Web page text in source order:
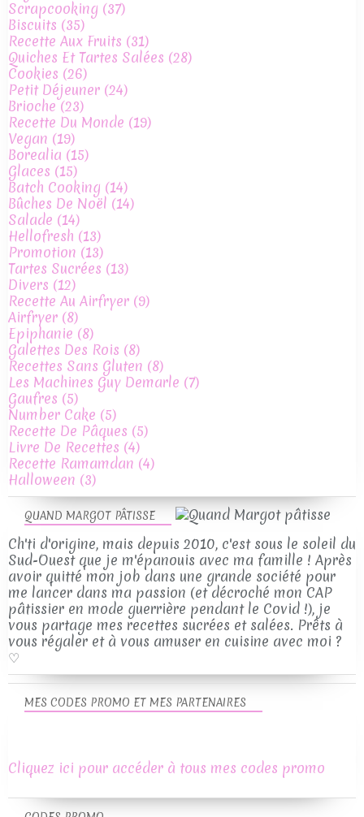
QUAND MARGOT PÂTISSE
Ch'ti d'origine, mais depuis 2010, c'est sous le soleil du
Sud-Ouest que je m'épanouis avec ma famille ! Après
avoir quitté mon job dans une grande société pour
me lancer dans ma passion (et décroché mon CAP
pâtissier en mode guerrière pendant le Covid !), je
vous partage mes recettes sucrées et salées. Prêts à
vous régaler et à vous amuser en cuisine avec moi ?
♡
Scrapcooking (37)
Biscuits (35)
Recette Aux Fruits (31)
Quiches Et Tartes Salées (28)
Cookies (26)
Petit Déjeuner (24)
Brioche(23)
Recette Du Monde (19)
Vegan (19)
Borealia (15)
Glaces (15)
Batch Cooking (14)
Bûches De Noël (14)
Salade (14)
Hellofresh (13)
Promotion (13)
Tartes Sucrées (13)
Divers (12)
Recette Au Airfryer (9)
Airfryer (8)
Epiphanie (8)
Galettes Des Rois (8)
Recettes Sans Gluten (8)
Les Machines Guy Demarle (7)
Gaufres (5)
Number Cake (5)
Recette De Pâques (5)
Livre De Recettes (4)
Recette Ramamdan (4)
Halloween (3)
MES CODES PROMO ET MES PARTENAIRES
Cliquez ici pour accéder à tous mes codes promo